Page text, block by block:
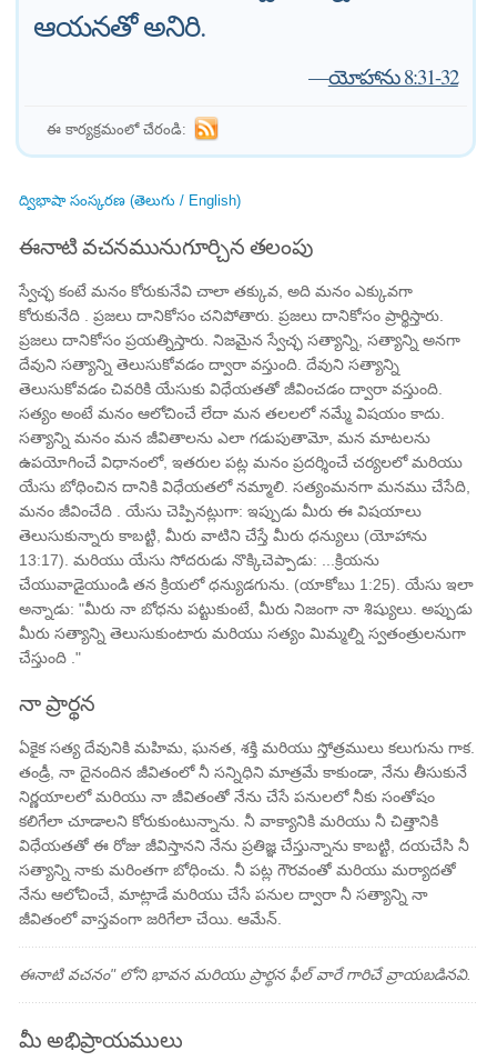
ఆయనతో అనిరి.
—యోహాను 8:31-32
ఈ కార్యక్రమంలో చేరండి:
ద్విభాషా సంస్కరణ (తెలుగు / English)
ఈనాటి వచనమునుగూర్చిన తలంపు
స్వేచ్ఛ కంటే మనం కోరుకునేవి చాలా తక్కువ, అది మనం ఎక్కువగా
కోరుకునేది . ప్రజలు దానికోసం చనిపోతారు. ప్రజలు దానికోసం ప్రార్థిస్తారు.
ప్రజలు దానికోసం ప్రయత్నిస్తారు. నిజమైన స్వేచ్ఛ సత్యాన్ని, సత్యాన్ని అనగా
దేవుని సత్యాన్ని తెలుసుకోవడం ద్వారా వస్తుంది. దేవుని సత్యాన్ని
తెలుసుకోవడం చివరికి యేసుకు విధేయతతో జీవించడం ద్వారా వస్తుంది.
సత్యం అంటే మనం ఆలోచించే లేదా మన తలలలో నమ్మే విషయం కాదు.
సత్యాన్ని మనం మన జీవితాలను ఎలా గడుపుతామో, మన మాటలను
ఉపయోగించే విధానంలో, ఇతరుల పట్ల మనం ప్రదర్శించే చర్యలలో మరియు
యేసు బోధించిన దానికి విధేయతలో నమ్మాలి. సత్యంమనగా మనము చేసేది,
మనం జీవించేది . యేసు చెప్పినట్లుగా: ఇప్పుడు మీరు ఈ విషయాలు
తెలుసుకున్నారు కాబట్టి, మీరు వాటిని చేస్తే మీరు ధన్యులు (యోహాను
13:17). మరియు యేసు సోదరుడు నొక్కిచెప్పాడు: ...క్రియను
చేయువాడైయుండి తన క్రియలో ధన్యుడగును. (యాకోబు 1:25). యేసు ఇలా
అన్నాడు: "మీరు నా బోధను పట్టుకుంటే, మీరు నిజంగా నా శిష్యులు. అప్పుడు
మీరు సత్యాన్ని తెలుసుకుంటారు మరియు సత్యం మిమ్మల్ని స్వతంత్రులనుగా
చేస్తుంది ."
నా ప్రార్థన
ఏకైక సత్య దేవునికి మహిమ, ఘనత, శక్తి మరియు స్తోత్రములు కలుగును గాక.
తండ్రీ, నా దైనందిన జీవితంలో నీ సన్నిధిని మాత్రమే కాకుండా, నేను తీసుకునే
నిర్ణయాలలో మరియు నా జీవితంతో నేను చేసే పనులలో నీకు సంతోషం
కలిగేలా చూడాలని కోరుకుంటున్నాను. నీ వాక్యానికి మరియు నీ చిత్తానికి
విధేయతతో ఈ రోజు జీవిస్తానని నేను ప్రతిజ్ఞ చేస్తున్నాను కాబట్టి, దయచేసి నీ
సత్యాన్ని నాకు మరింతగా బోధించు. నీ పట్ల గౌరవంతో మరియు మర్యాదతో
నేను ఆలోచించే, మాట్లాడే మరియు చేసే పనుల ద్వారా నీ సత్యాన్ని నా
జీవితంలో వాస్తవంగా జరిగేలా చేయి. ఆమేన్.
ఈనాటి వచనం" లోని భావన మరియు ప్రార్థన ఫీల్ వారే గారిచే వ్రాయబడినవి.
మీ అభిప్రాయములు